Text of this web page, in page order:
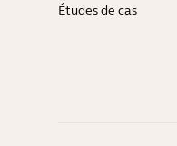
Études de cas